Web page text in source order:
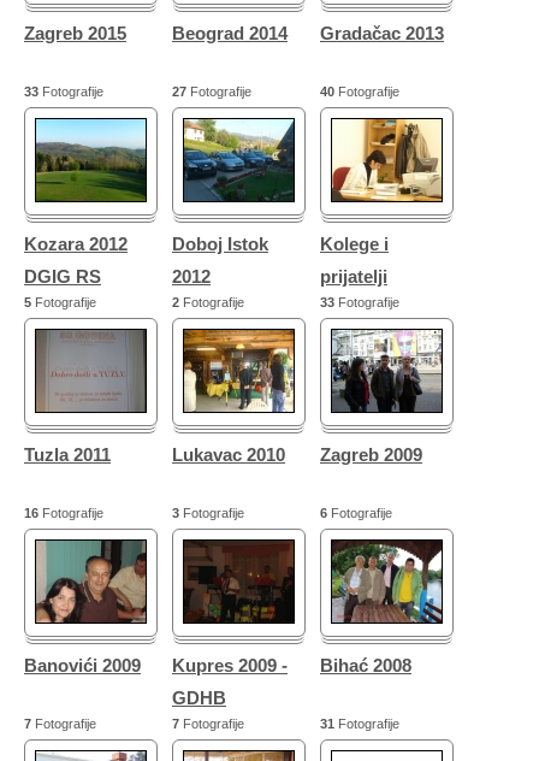
Zagreb 2015
33 Fotografije
Beograd 2014
27 Fotografije
Gradačac 2013
40 Fotografije
Kozara 2012
DGIG RS
5 Fotografije
Doboj Istok
2012
2 Fotografije
Kolege i
prijatelji
33 Fotografije
Tuzla 2011
16 Fotografije
Lukavac 2010
3 Fotografije
Zagreb 2009
6 Fotografije
Banovići 2009
7 Fotografije
Kupres 2009 -
GDHB
7 Fotografije
Bihać 2008
31 Fotografije